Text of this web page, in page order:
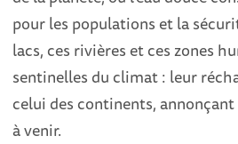
pour les populations et la
lacs, ces rivières et ces zones
sentinelles du climat : leur
celui des continents,
à venir.